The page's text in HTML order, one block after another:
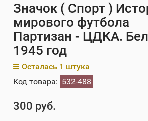
Значок ( Спорт )
мирового футбола
Партизан - ЦДКА.
1945 год
Осталась 1 штука
Код товара: 532-488
300 руб.